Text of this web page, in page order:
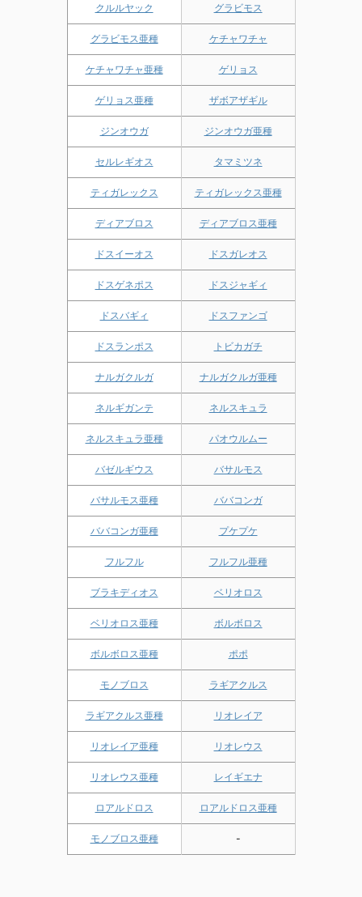
クルルヤック グラビモス
グラビモス亜種 ケチャワチャ
ケチャワチャ亜種 ゲリョス
ゲリョス亜種 ザボアザギル
ジンオウガ ジンオウガ亜種
セルレギオス タマミツネ
ティガレックス ティガレックス亜種
ディアブロス ディアブロス亜種
ドスイーオス ドスガレオス
ドスゲネポス ドスジャギィ
ドスバギィ ドスファンゴ
ドスランポス トビカガチ
ナルガクルガ ナルガクルガ亜種
ネルギガンテ ネルスキュラ
ネルスキュラ亜種 パオウルムー
バゼルギウス バサルモス
バサルモス亜種 ババコンガ
ババコンガ亜種 プケプケ
フルフル フルフル亜種
ブラキディオス ベリオロス
ベリオロス亜種 ボルボロス
ボルボロス亜種 ポポ
モノブロス ラギアクルス
ラギアクルス亜種 リオレイア
リオレイア亜種 リオレウス
リオレウス亜種 レイギエナ
ロアルドロス ロアルドロス亜種
モノブロス亜種 -